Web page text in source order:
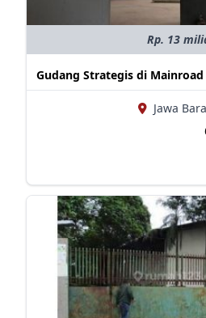
Rp. 13
Gudang Strategis di Mainroad
Jawa